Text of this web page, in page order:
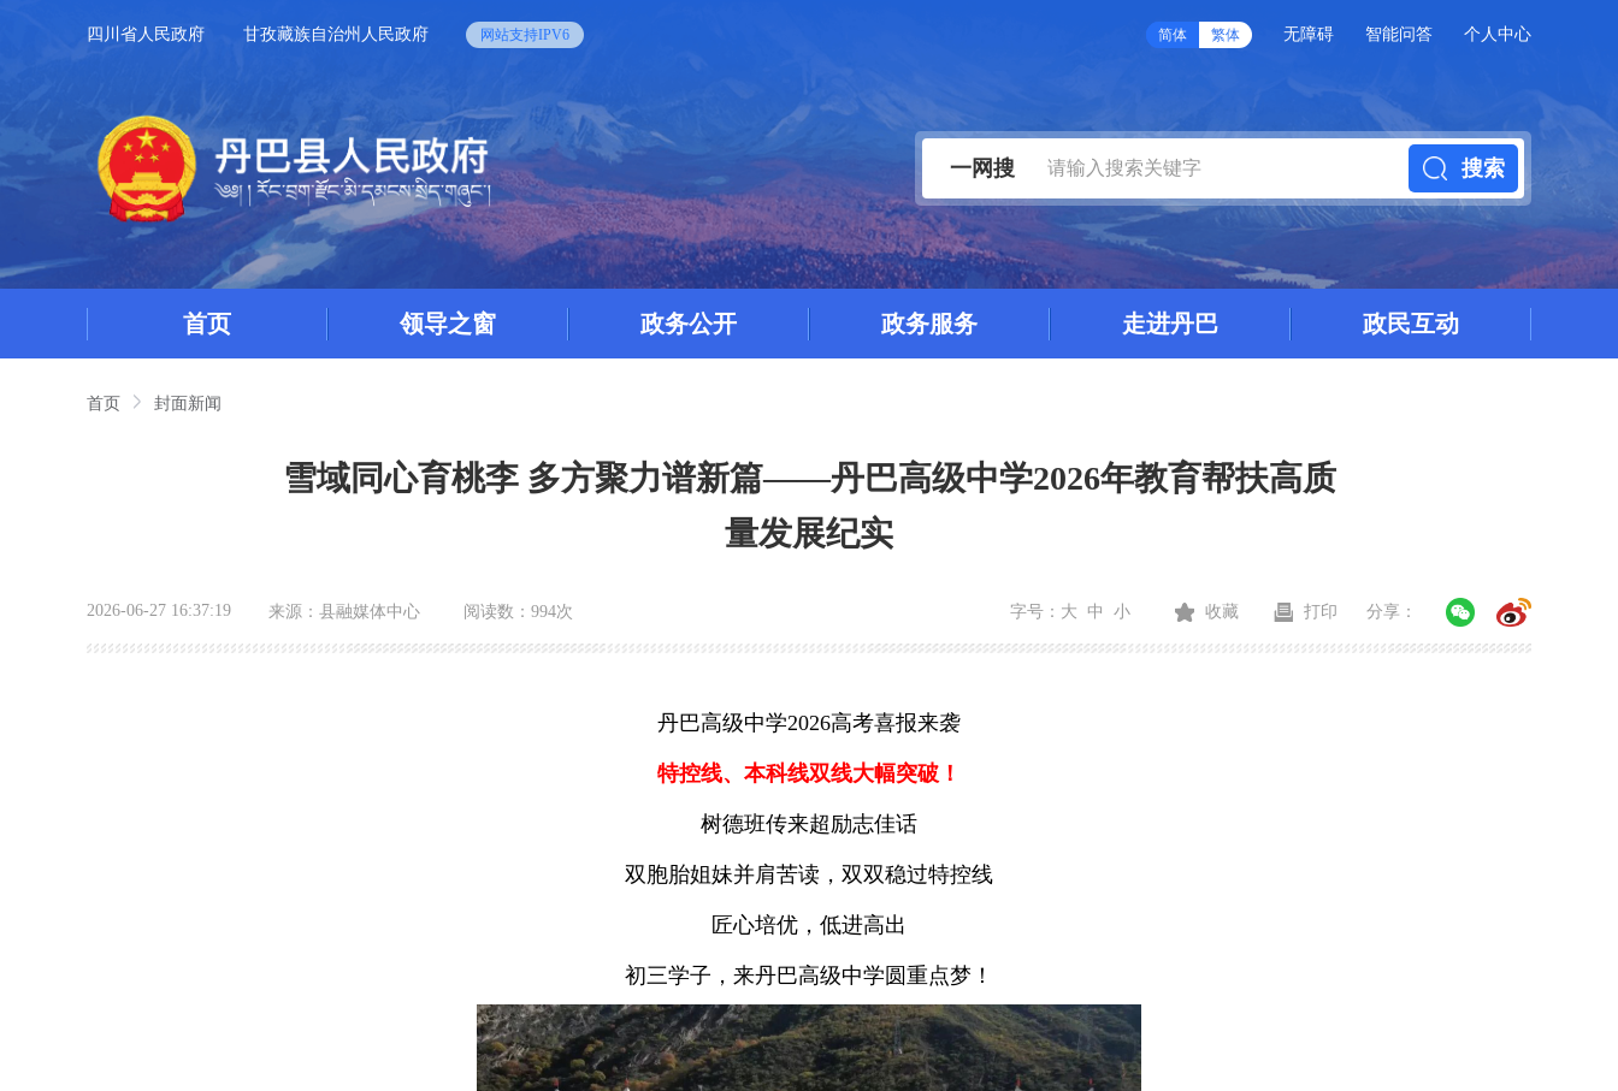
四川省人民政府 甘孜藏族自治州人民政府 网站支持IPV6 简体 繁体 无障碍 智能问答 个人中心
一网搜 搜索
首页 领导之窗 政务公开 政务服务 走进丹巴 政民互动
首页 封面新闻
雪域同心育桃李 多方聚力谱新篇——丹巴高级中学2026年教育帮扶高质
量发展纪实
2026-06-27 16:37:19 来源： 县融媒体中心 阅读数： 994次 字号： 大 中 小 收藏 打印 分享：
丹巴高级中学2026高考喜报来袭
特控线、本科线双线大幅突破！
树德班传来超励志佳话
双胞胎姐妹并肩苦读，双双稳过特控线
匠心培优，低进高出
初三学子，来丹巴高级中学圆重点梦！